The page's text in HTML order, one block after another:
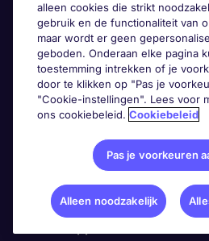
Handige informatie
Google Rating
alleen cookies die strikt
gebruik en de functionaliteit van
maar wordt er geen
geboden. Onderaan elke pagina
toestemming intrekken of je
door te klikken op "Pas je
"Cookie-instellingen". Lees voor
ons cookiebeleid. Cookiebeleid
Pas je voorkeuren
Alleen noodzakelijk